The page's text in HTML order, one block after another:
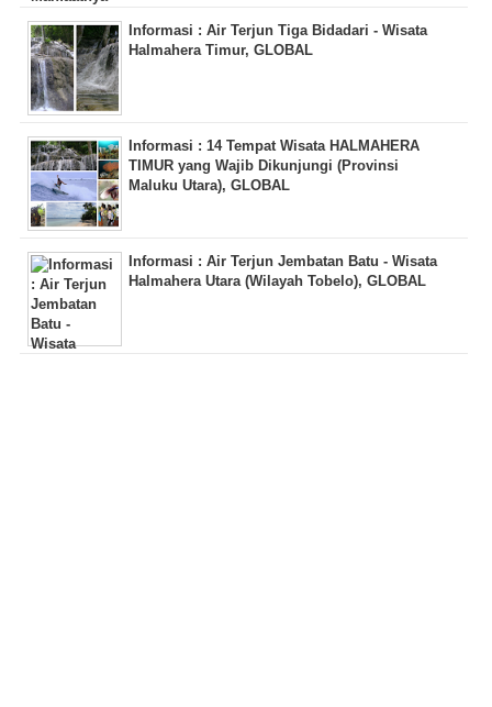
Informasi : Air Terjun Tiga Bidadari - Wisata
Halmahera Timur, GLOBAL
Informasi : 14 Tempat Wisata HALMAHERA
TIMUR yang Wajib Dikunjungi (Provinsi
Maluku Utara), GLOBAL
Informasi : Air Terjun Jembatan Batu - Wisata
Halmahera Utara (Wilayah Tobelo), GLOBAL